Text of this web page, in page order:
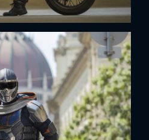
x
NHẬP